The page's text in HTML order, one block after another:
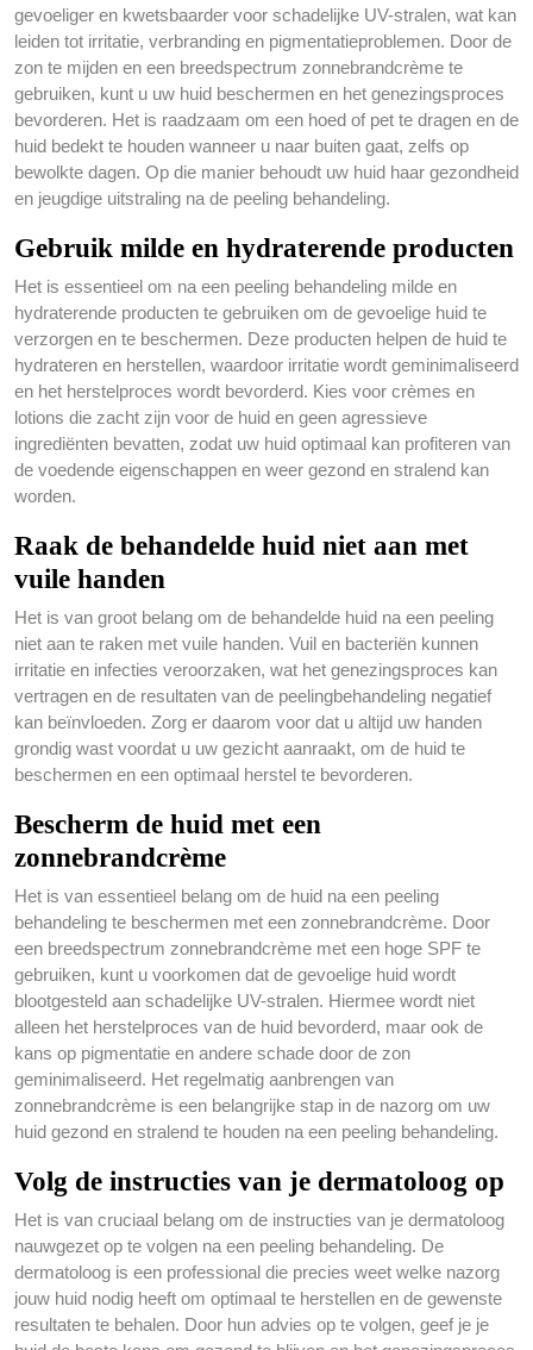
gevoeliger en kwetsbaarder voor schadelijke UV-stralen, wat kan
leiden tot irritatie, verbranding en pigmentatieproblemen. Door de
zon te mijden en een breedspectrum zonnebrandcrème te
gebruiken, kunt u uw huid beschermen en het genezingsproces
bevorderen. Het is raadzaam om een hoed of pet te dragen en de
huid bedekt te houden wanneer u naar buiten gaat, zelfs op
bewolkte dagen. Op die manier behoudt uw huid haar gezondheid
en jeugdige uitstraling na de peeling behandeling.
Gebruik milde en hydraterende producten
Het is essentieel om na een peeling behandeling milde en
hydraterende producten te gebruiken om de gevoelige huid te
verzorgen en te beschermen. Deze producten helpen de huid te
hydrateren en herstellen, waardoor irritatie wordt geminimaliseerd
en het herstelproces wordt bevorderd. Kies voor crèmes en
lotions die zacht zijn voor de huid en geen agressieve
ingrediënten bevatten, zodat uw huid optimaal kan profiteren van
de voedende eigenschappen en weer gezond en stralend kan
worden.
Raak de behandelde huid niet aan met
vuile handen
Het is van groot belang om de behandelde huid na een peeling
niet aan te raken met vuile handen. Vuil en bacteriën kunnen
irritatie en infecties veroorzaken, wat het genezingsproces kan
vertragen en de resultaten van de peelingbehandeling negatief
kan beïnvloeden. Zorg er daarom voor dat u altijd uw handen
grondig wast voordat u uw gezicht aanraakt, om de huid te
beschermen en een optimaal herstel te bevorderen.
Bescherm de huid met een
zonnebrandcrème
Het is van essentieel belang om de huid na een peeling
behandeling te beschermen met een zonnebrandcrème. Door
een breedspectrum zonnebrandcrème met een hoge SPF te
gebruiken, kunt u voorkomen dat de gevoelige huid wordt
blootgesteld aan schadelijke UV-stralen. Hiermee wordt niet
alleen het herstelproces van de huid bevorderd, maar ook de
kans op pigmentatie en andere schade door de zon
geminimaliseerd. Het regelmatig aanbrengen van
zonnebrandcrème is een belangrijke stap in de nazorg om uw
huid gezond en stralend te houden na een peeling behandeling.
Volg de instructies van je dermatoloog op
Het is van cruciaal belang om de instructies van je dermatoloog
nauwgezet op te volgen na een peeling behandeling. De
dermatoloog is een professional die precies weet welke nazorg
jouw huid nodig heeft om optimaal te herstellen en de gewenste
resultaten te behalen. Door hun advies op te volgen, geef je je